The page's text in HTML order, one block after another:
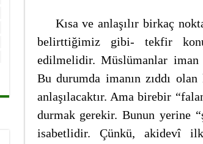
Kısa ve anlaşılır birkaç
belirttiğimiz gibi- tekfir
edilmelidir. Müslümanlar iman
Bu durumda imanın zıddı
anlaşılacaktır. Ama birebir
durmak gerekir. Bunun yerine
isabetlidir. Çünkü, akidevî